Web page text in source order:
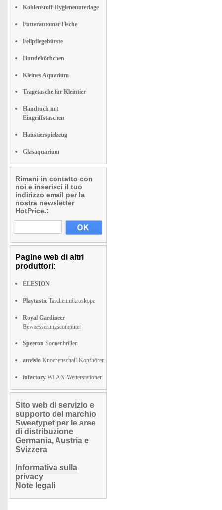
Kohlenstoff-Hygieneunterlage
Futterautomat Fische
Fellpflegebürste
Hundekörbchen
Kleines Aquarium
Tragetasche für Kleintier
Handtuch mit
Eingriffstaschen
Haustierspielzeug
Glasaquarium
Rimani in contatto con
noi e inserisci il tuo
indirizzo email per la
nostra newsletter
HotPrice.:
Pagine web di altri
produttori:
ELESION
Playtastic Taschenmikroskope
Royal Gardineer
Bewaesserungscomputer
Speeron Sonnenbrillen
auvisio Knochenschall-Kopfhörer
infactory WLAN-Wetterstationen
Sito web di servizio e
supporto del marchio
Sweetypet per le aree
di distribuzione
Germania, Austria e
Svizzera
Informativa sulla
privacy
Note legali